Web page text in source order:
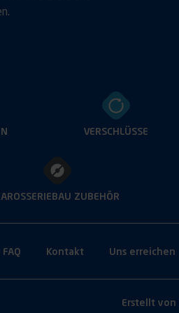
VERSCHLÜSSE
ZUBEHÖR
FAQ Kontakt Uns erreichen
Erstellt von